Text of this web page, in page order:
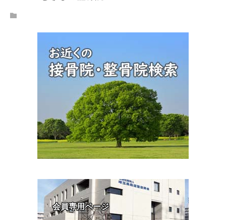
会員専用ページ